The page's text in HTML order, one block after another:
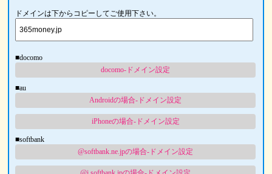
ドメインは下からコピーしてご使用下さい。
■docomo
docomo-ドメイン設定
■au
Androidの場合-ドメイン設定
iPhoneの場合-ドメイン設定
■softbank
@softbank.ne.jpの場合-ドメイン設定